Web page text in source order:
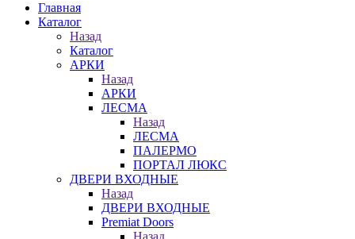
Главная
Каталог
Назад
Каталог
АРКИ
Назад
АРКИ
ЛЕСМА
Назад
ЛЕСМА
ПАЛЕРМО
ПОРТАЛ ЛЮКС
ДВЕРИ ВХОДНЫЕ
Назад
ДВЕРИ ВХОДНЫЕ
Premiat Doors
Назад